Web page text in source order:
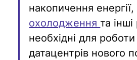
накопичення енергії,
охолодження та
необхідні для роботи
датацентрів нового